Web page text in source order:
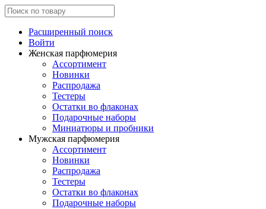
Расширенный поиск
Войти
Женская парфюмерия
Ассортимент
Новинки
Распродажа
Тестеры
Остатки во флаконах
Подарочные наборы
Миниатюры и пробники
Мужская парфюмерия
Ассортимент
Новинки
Распродажа
Тестеры
Остатки во флаконах
Подарочные наборы